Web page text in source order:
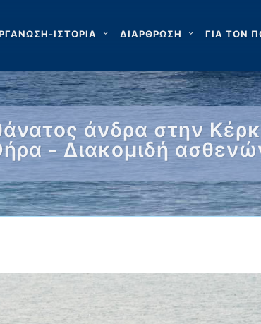
ΙΣΤΟΡΙΑ ΔΙΑΡΘΡΩΣΗ ΓΙΑ ΤΟΝ
άνδρα στην
- Διακομιδή